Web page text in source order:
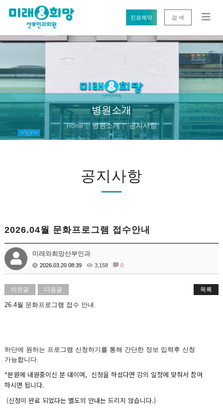
진료예약 검 색
병원소개
Home 병원소개 공지사항
공지사항
2026.04월 문화프로그램 접수안내
미래와희망산부인과
2026.03.20 08:39 3,158 0
이전글 다음글 목록
26.4월 문화프로그램 접수 안내.
하단에 원하는 프로그램 신청하기를 통해 간단한 정보 입력후 신청
가능합니다.
*본원에 내원중이신 분 대이며, 신청을 하셨다면 강의 일정에 맞춰서 참여
하시면 됩니다.
(신청이 완료 되었다는 별도의 안내는 드리지 않습니다.)